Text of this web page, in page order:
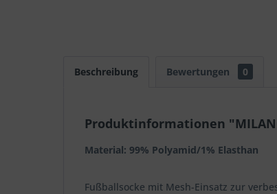
Beschreibung Bewertungen 0
Produktinformationen
Material: 99% Polyamid/1% Elasthan
Fußballsocke mit Mesh-Einsatz zur